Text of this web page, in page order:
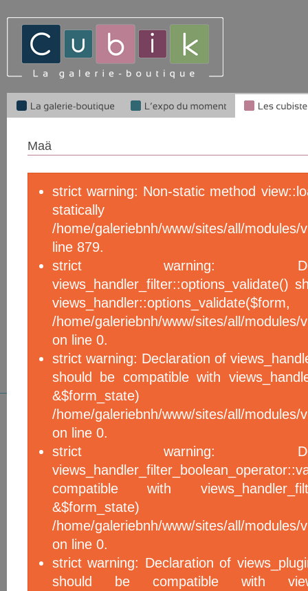
Maä
strict warning: Non-static method
/home/galeriebnh/www/sites/all/
line 879.
strict warning:
views_handler_filter::options_validate()
/home/galeriebnh/www/sites/all/modules/
on line 0.
strict warning: Declaration of
should be compatible with
/home/galeriebnh/www/sites/all/modules/
on line 0.
strict warning:
compatible with
/home/galeriebnh/www/sites/all/
on line 0.
strict warning: Declaration of
should be compatible with